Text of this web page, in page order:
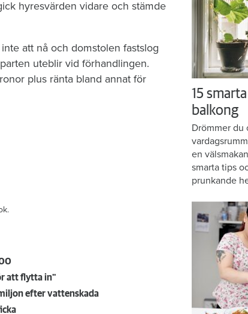
hyresvärden vidare och stämde
att nå och domstolen fastslog
uteblir vid förhandlingen.
plus ränta bland annat för
att flytta in"
efter vattenskada
15
balkong
Drömmer du
en
smarta tips
prunkande